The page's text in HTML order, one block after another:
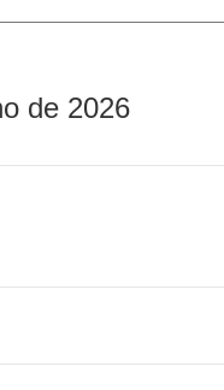
de 2026